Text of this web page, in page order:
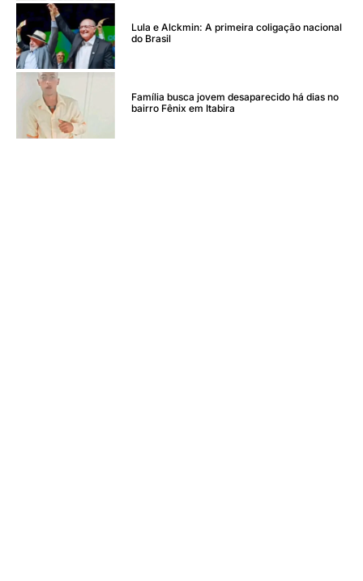
Lula e Alckmin: A primeira coligação nacional
do Brasil
Família busca jovem desaparecido há dias no
bairro Fênix em Itabira